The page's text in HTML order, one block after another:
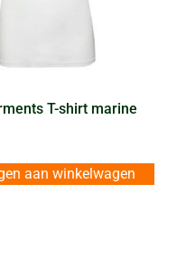
T-shirt marine
aan winkelwagen